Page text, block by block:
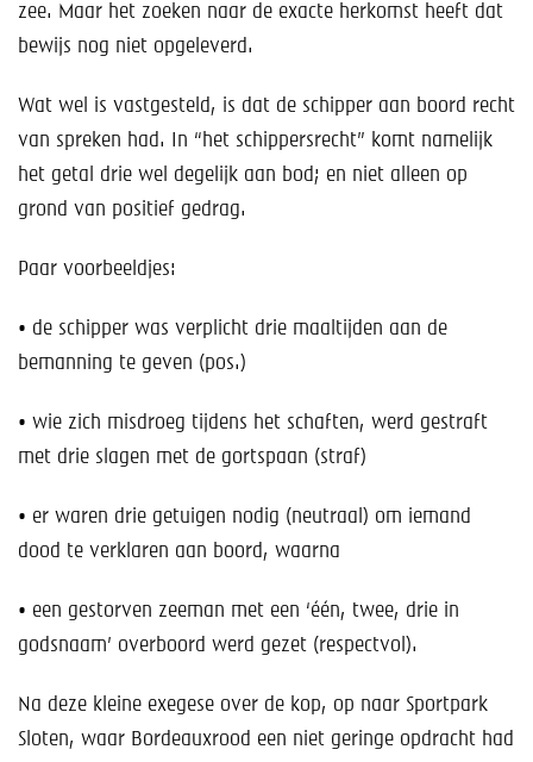
zee. Maar het zoeken naar de exacte herkomst heeft dat
bewijs nog niet opgeleverd.
Wat wel is vastgesteld, is dat de schipper aan boord recht
van spreken had. In “het schippersrecht” komt namelijk
het getal drie wel degelijk aan bod; en niet alleen op
grond van positief gedrag.
Paar voorbeeldjes:
• de schipper was verplicht drie maaltijden aan de
bemanning te geven (pos.)
• wie zich misdroeg tijdens het schaften, werd gestraft
met drie slagen met de gortspaan (straf)
• er waren drie getuigen nodig (neutraal) om iemand
dood te verklaren aan boord, waarna
• een gestorven zeeman met een ‘één, twee, drie in
godsnaam’ overboord werd gezet (respectvol).
Na deze kleine exegese over de kop, op naar Sportpark
Sloten, waar Bordeauxrood een niet geringe opdracht had